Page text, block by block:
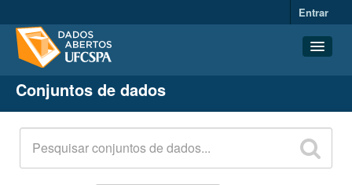
Entrar
Conjuntos de dados
Organizações
Grupos
Sobre
Conjuntos de dados